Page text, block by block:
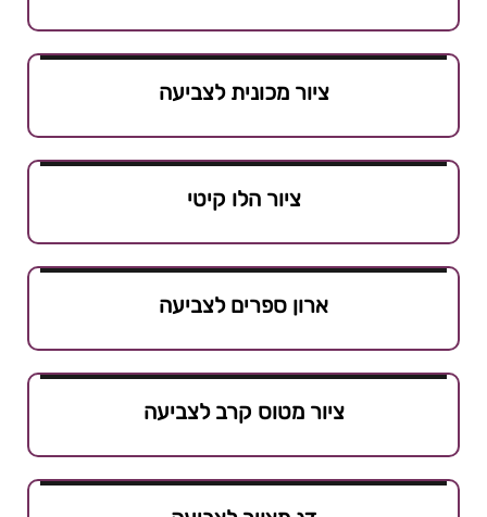
ציור מכונית לצביעה
ציור הלו קיטי
ארון ספרים לצביעה
ציור מטוס קרב לצביעה